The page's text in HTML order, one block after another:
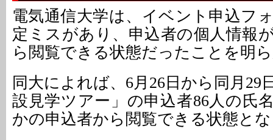
電気通信大学は、イベント申込フ
定ミスがあり、申込者の個人情報
ら閲覧できる状態だったことを明
同大によれば、6月26日から同月29
設見学ツアー」の申込者86人の氏
かの申込者から閲覧できる状態と